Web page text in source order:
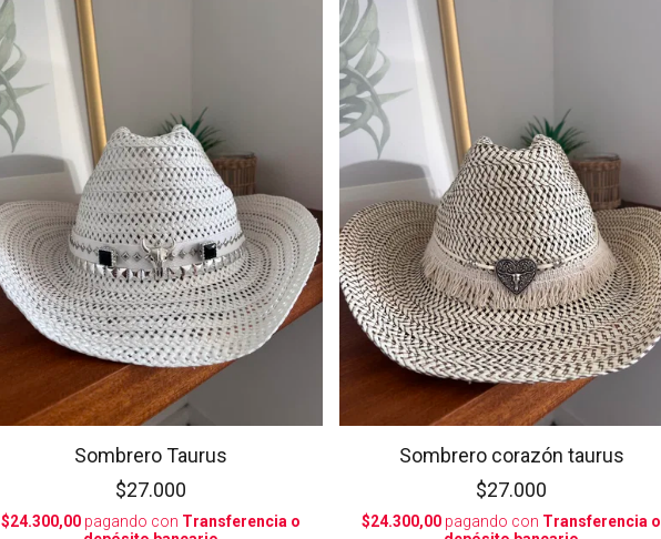
Sombrero Taurus
$27.000
$24.300,00 pagando con Transferencia o
Sombrero corazón taurus
$27.000
$24.300,00 pagando con Transferencia o